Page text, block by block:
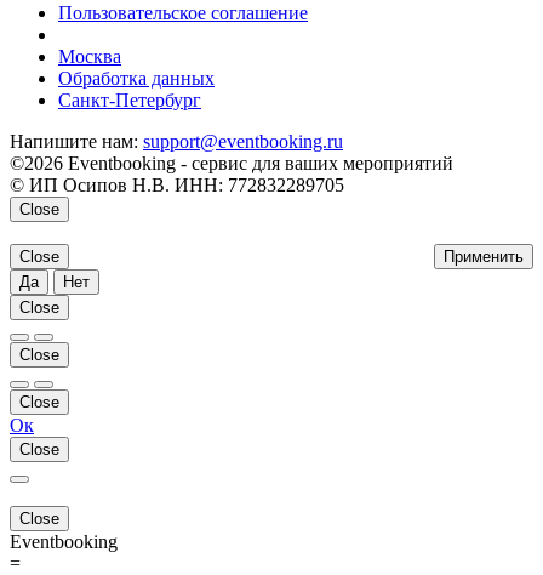
Пользовательское соглашение
Москва
Обработка данных
Санкт-Петербург
Напишите нам: support@eventbooking.ru
©2026 Eventbooking - сервис для ваших мероприятий
© ИП Осипов Н.В. ИНН: 772832289705
Close
Применить
Close
Да
Нет
Close
Close
Close
Ок
Close
Close
Eventbooking
=